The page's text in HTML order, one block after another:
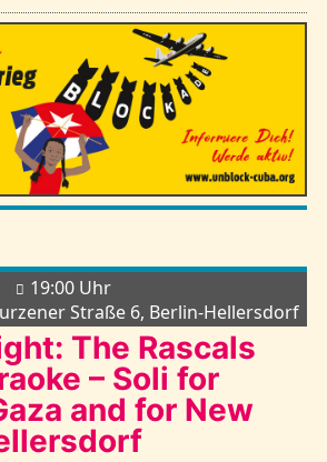
19:00 Uhr
Straße 6, Berlin-Hellersdorf
The Rascals
– Soli for
and for New